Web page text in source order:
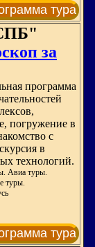
тура
за
программа
погружение в
с
в
технологий.
Авиа туры.
туры.
тура